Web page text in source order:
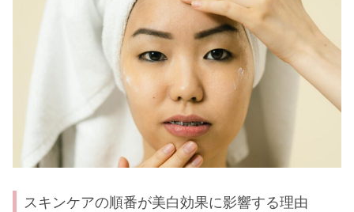
スキンケアの順番が美白効果に影響する理由